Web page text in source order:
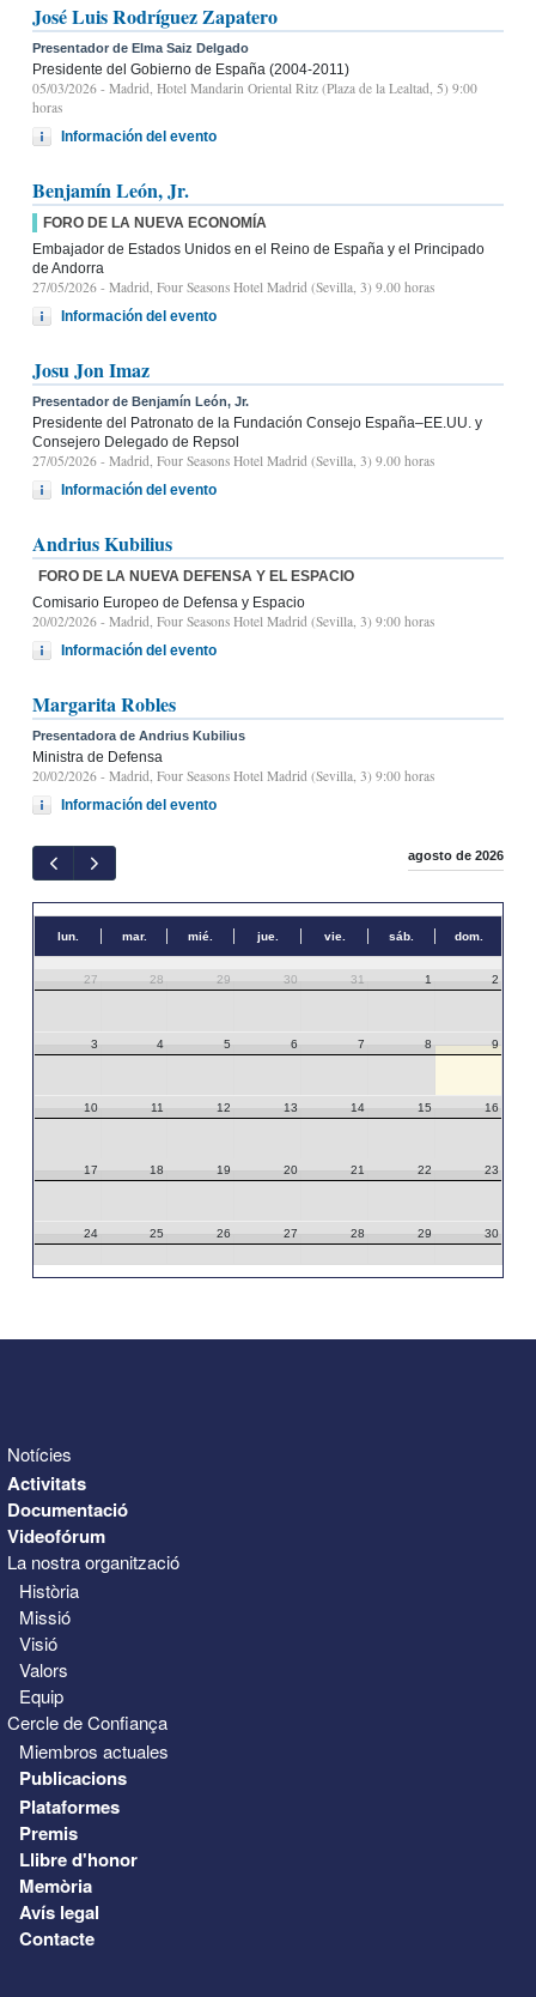
José Luis Rodríguez Zapatero
Presentador de Elma Saiz Delgado
Presidente del Gobierno de España (2004-2011)
05/03/2026 - Madrid, Hotel Mandarin Oriental Ritz (Plaza de la Lealtad, 5) 9:00
horas
Información del evento
Benjamín León, Jr.
FORO DE LA NUEVA ECONOMÍA
Embajador de Estados Unidos en el Reino de España y el Principado
de Andorra
27/05/2026 - Madrid, Four Seasons Hotel Madrid (Sevilla, 3) 9.00 horas
Información del evento
Josu Jon Imaz
Presentador de Benjamín León, Jr.
Presidente del Patronato de la Fundación Consejo España–EE.UU. y
Consejero Delegado de Repsol
27/05/2026 - Madrid, Four Seasons Hotel Madrid (Sevilla, 3) 9.00 horas
Información del evento
Andrius Kubilius
FORO DE LA NUEVA DEFENSA Y EL ESPACIO
Comisario Europeo de Defensa y Espacio
20/02/2026 - Madrid, Four Seasons Hotel Madrid (Sevilla, 3) 9:00 horas
Información del evento
Margarita Robles
Presentadora de Andrius Kubilius
Ministra de Defensa
20/02/2026 - Madrid, Four Seasons Hotel Madrid (Sevilla, 3) 9:00 horas
Información del evento
agosto de 2026
lun. mar. mié. jue. vie. sáb. dom.
27 28 29 30 31 1 2
3 4 5 6 7 8 9
10 11 12 13 14 15 16
17 18 19 20 21 22 23
24 25 26 27 28 29 30
Notícies
Activitats
Documentació
Videofórum
La nostra organització
Història
Missió
Visió
Valors
Equip
Cercle de Confiança
Miembros actuales
Publicacions
Plataformes
Premis
Llibre d'honor
Memòria
Avís legal
Contacte